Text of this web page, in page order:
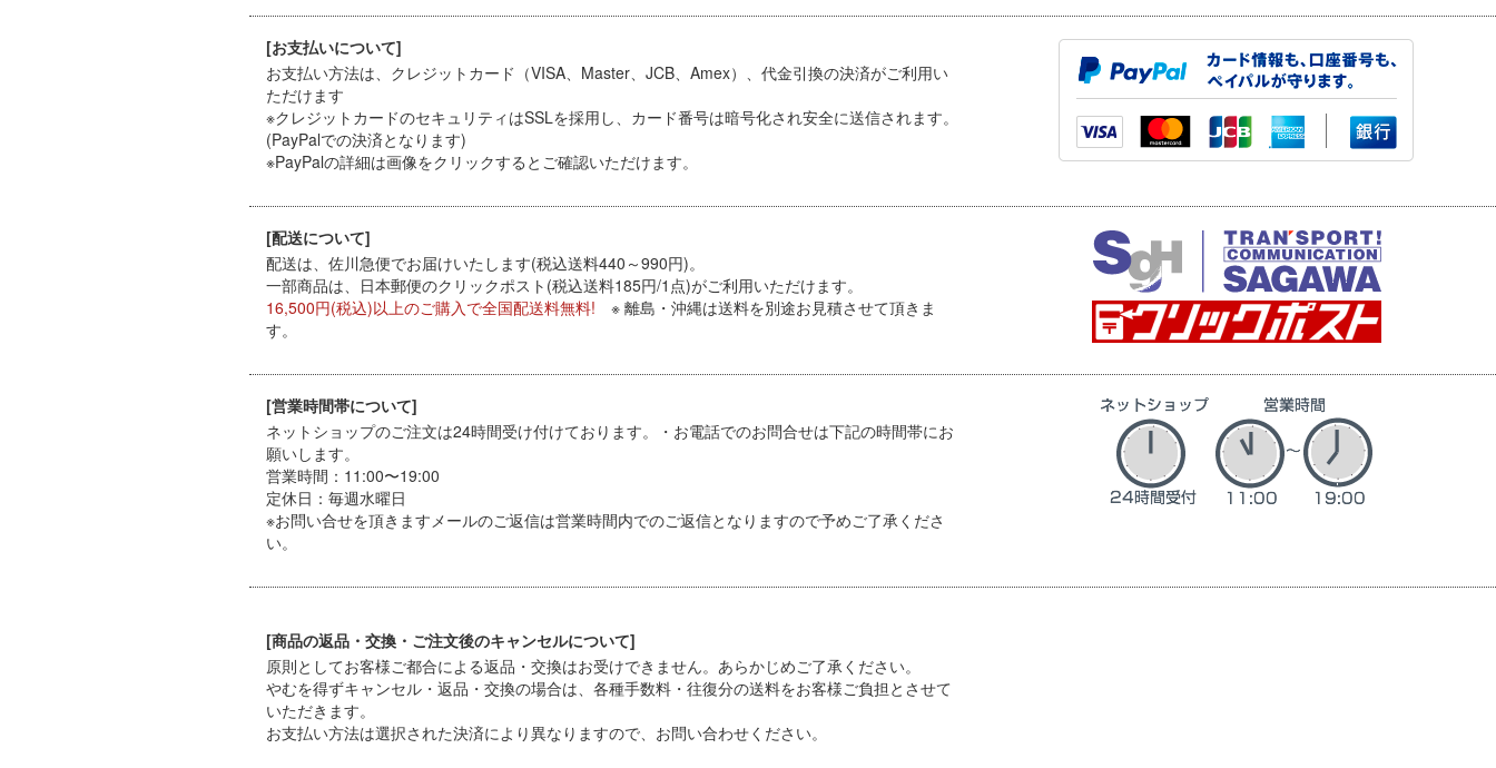
[お支払いについて]
お支払い方法は、クレジットカード（VISA、Master、JCB、Amex）、代金引換の決済がご利用い
ただけます
※クレジットカードのセキュリティはSSLを採用し、カード番号は暗号化され安全に送信されます。
(PayPalでの決済となります)
※PayPalの詳細は画像をクリックするとご確認いただけます。
[配送について]
配送は、佐川急便でお届けいたします(税込送料440～990円)。
一部商品は、日本郵便のクリックポスト(税込送料185円/1点)がご利用いただけます。
16,500円(税込)以上のご購入で全国配送料無料! ※ 離島・沖縄は送料を別途お見積させて頂きま
す。
[営業時間帯について]
ネットショップのご注文は24時間受け付けております。・お電話でのお問合せは下記の時間帯にお
願いします。
営業時間：11:00〜19:00
定休日：毎週水曜日
※お問い合せを頂きますメールのご返信は営業時間内でのご返信となりますので予めご了承くださ
い。
[商品の返品・交換・ご注文後のキャンセルについて]
原則としてお客様ご都合による返品・交換はお受けできません。あらかじめご了承ください。
やむを得ずキャンセル・返品・交換の場合は、各種手数料・往復分の送料をお客様ご負担とさせて
いただきます。
お支払い方法は選択された決済により異なりますので、お問い合わせください。